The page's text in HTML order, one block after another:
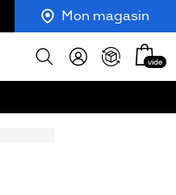
Mon magasin
Afficher
Mon
panier
vide